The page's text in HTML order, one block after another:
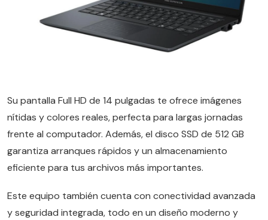
Su pantalla Full HD de 14 pulgadas te ofrece imágenes
nítidas y colores reales, perfecta para largas jornadas
frente al computador. Además, el disco SSD de 512 GB
garantiza arranques rápidos y un almacenamiento
eficiente para tus archivos más importantes.
Este equipo también cuenta con conectividad avanzada
y seguridad integrada, todo en un diseño moderno y